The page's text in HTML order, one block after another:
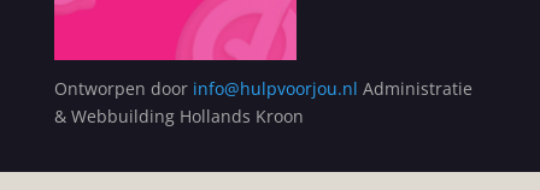
Ontworpen door info@hulpvoorjou.nl Administratie
& Webbuilding Hollands Kroon